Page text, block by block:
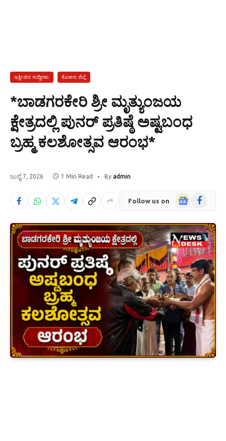
ಇತ್ತೀಚಿನ ಸುದ್ದಿಗಳು ಕೊಡಗು ಜಿಲ್ಲೆ
*ಬಾಡಗರಕೇರಿ ಶ್ರೀ ಮೃತ್ಯುಂಜಯ
ಕ್ಷೇತ್ರದಲ್ಲಿ ಪುನರ್ ಪ್ರತಿಷ್ಠೆ ಅಷ್ಟಬಂಧ
ಬ್ರಹ್ಮ ಕಲಶೋತ್ಸವ ಆರಂಭ*
ಜುಲೈ 7, 2026 1 Min Read By admin
Follow us on
GoogleFacebook